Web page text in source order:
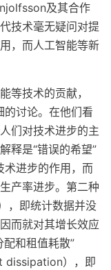
及其合作
技术毫无疑问对提
，而人工智能等新
等技术的贡献，
讨论。在他们看
们对技术进步的主
释是“错误的希望”
术进步的作用，而
产率进步。第二种
，即统计数据并没
而就对其增长效应
和租值耗散”
dissipation），即